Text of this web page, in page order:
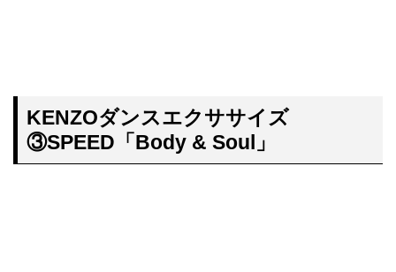
KENZOダンスエクササイズ
③SPEED「Body & Soul 」